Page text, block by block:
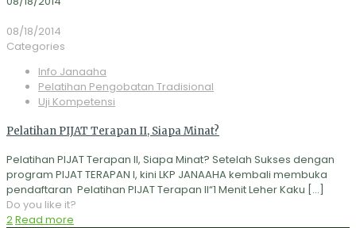
08/18/2014
Categories
Info Janaaha
Pelatihan Pengobatan Tradisional
Uji Kompetensi
Pelatihan PIJAT Terapan II, Siapa Minat?
Pelatihan PIJAT Terapan II, Siapa Minat? Setelah Sukses dengan
program PIJAT TERAPAN I, kini LKP JANAAHA kembali membuka
pendaftaran Pelatihan PIJAT Terapan II“1 Menit Leher Kaku […]
Do you like it?
2Read more